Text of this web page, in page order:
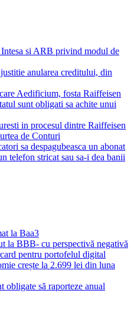
si ARB privind modul de
anularea creditului, din
Aedificium, fosta Raiffeisen
sunt obligati sa achite unui
in procesul dintre Raiffeisen
de Conturi
sa despagubeasca un abonat
telefon stricat sau sa-i dea banii
la Baa3
la BBB- cu perspectivă negativă
pentru portofelul digital
crește la 2.699 lei din luna
obligate să raporteze anual